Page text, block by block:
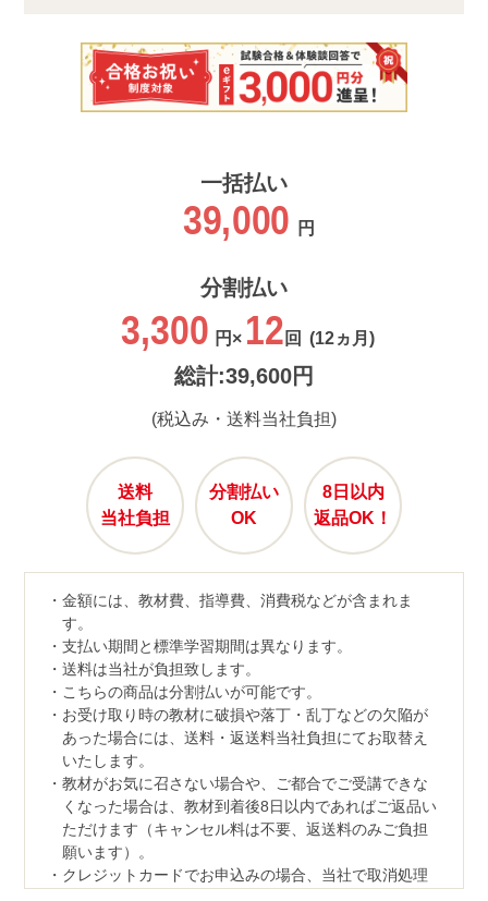
一括払い
39,000 円
分割払い
3,300 円× 12 回 (12ヵ月)
総計:39,600円
(税込み・送料当社負担)
送料
当社負担
分割払い
OK
8日以内
返品OK！
金額には、教材費、指導費、消費税などが含まれま
す。
支払い期間と標準学習期間は異なります。
送料は当社が負担致します。
こちらの商品は分割払いが可能です。
お受け取り時の教材に破損や落丁・乱丁などの欠陥が
あった場合には、送料・返送料当社負担にてお取替え
いたします。
教材がお気に召さない場合や、ご都合でご受講できな
くなった場合は、教材到着後8日以内であればご返品い
ただけます（キャンセル料は不要、返送料のみご負担
願います）。
クレジットカードでお申込みの場合、当社で取消処理